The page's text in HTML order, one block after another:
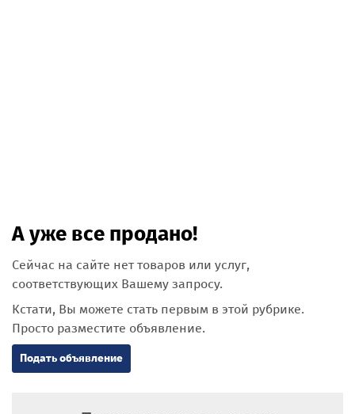
А уже все продано!
Сейчас на сайте нет товаров или услуг,
соответствующих Вашему запросу.
Кстати, Вы можете стать первым в этой рубрике.
Просто разместите объявление.
Подать объявление